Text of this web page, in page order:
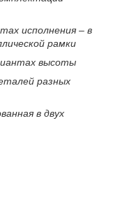
исполнения – в
рамки
высоты
разных
в двух